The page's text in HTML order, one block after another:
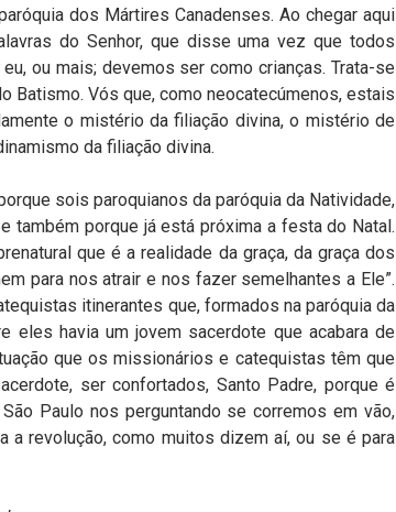
dos Mártires Canadenses. Ao chegar aqui
do Senhor, que disse uma vez que todos
ou mais; devemos ser como crianças. Trata-se
Batismo. Vós que, como neocatecúmenos, estais
o mistério da filiação divina, o mistério de
da filiação divina.
sois paroquianos da paróquia da Natividade,
também porque já está próxima a festa do Natal.
que é a realidade da graça, da graça dos
para nos atrair e nos fazer semelhantes a Ele”.
itinerantes que, formados na paróquia da
eles havia um jovem sacerdote que acabara de
que os missionários e catequistas têm que
ser confortados, Santo Padre, porque é
Paulo nos perguntando se corremos em vão,
a revolução, como muitos dizem aí, ou se é para